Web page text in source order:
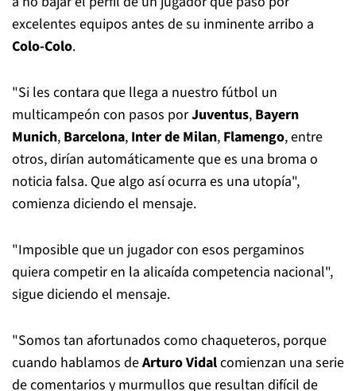
excelentes equipos antes de su inminente arribo a
Colo-Colo.
"Si les contara que llega a nuestro fútbol un
multicampeón con pasos porJuventus, Bayern
Munich, Barcelona, Inter de Milan, Flamengo, entre
otros, dirían automáticamente que es una broma o
noticia falsa. Que algo así ocurra es una utopía",
comienza diciendo el mensaje.
"Imposible que un jugador con esos pergaminos
quiera competir en la alicaída competencia nacional",
sigue diciendo el mensaje.
"Somos tan afortunados como chaqueteros, porque
cuando hablamos deArturo Vidalcomienzan una serie
de comentarios y murmullos que resultan difícil de